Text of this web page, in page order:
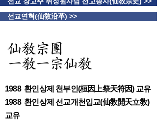
선교연혁(仙敎沿革) >>
1988 환인상제 천부인(桓因上祭天符因) 교유
1988 환인상제선교개천입교(仙敎開天立敎)
교유